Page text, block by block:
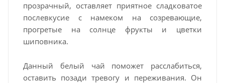
прозрачный, оставляет приятное сладковатое
послевкусие с намеком на созревающие,
прогретые на солнце фрукты и цветки
шиповника.
Данный белый чай поможет расслабиться,
оставить позади тревогу и переживания. Он